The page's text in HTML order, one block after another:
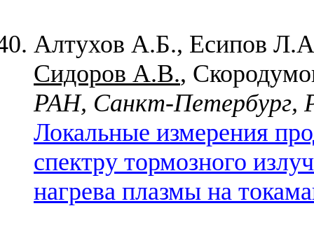
Алтухов А.Б., Есипов
Сидоров А.В.,
РАН, Санкт-Петербург,
Локальные измерения
спектру тормозного
нагрева плазмы на